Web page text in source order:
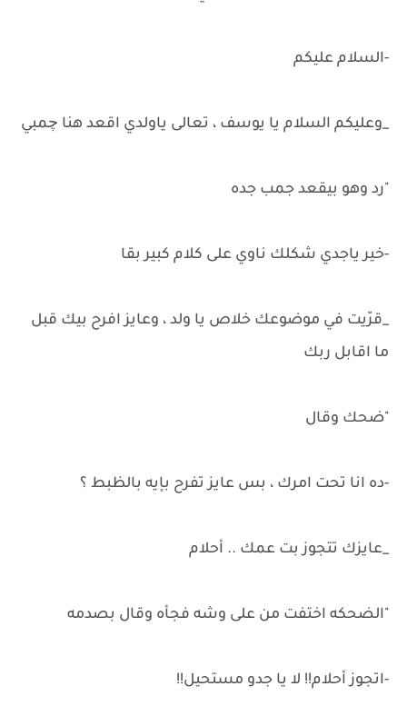
-السلام عليكم
_وعليكم السلام يا يوسف ، تعالى ياولدي اقعد هنا چمبي
"رد وهو بيقعد جمب جده
-خير ياجدي شكلك ناوي على كلام كبير بقا
_قرّيت في موضوعك خلاص يا ولد ، وعايز افرح بيك قبل
ما اقابل ربك
"ضحك وقال
-ده انا تحت امرك ، بس عايز تفرح بإيه بالظبط ؟
_عايزك تتجوز بت عمك .. أحلام
"الضحكه اختفت من على وشه فجأه وقال بصدمه
-اتجوز أحلام!! لا يا جدو مستحيل!!